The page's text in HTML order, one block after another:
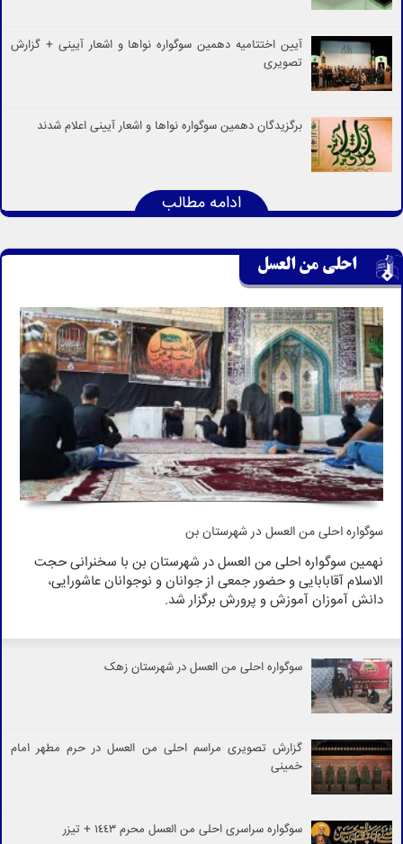
آیین اختتامیه دهمین سوگواره نواها و اشعار آیینی + گزارش
تصویری
برگزیدگان دهمین سوگواره نواها و اشعار آیینی اعلام شدند
ادامه مطالب
احلی من العسل
سوگواره احلی من العسل در شهرستان بن
نهمین سوگواره احلی من العسل در شهرستان بن با سخنرانی حجت
الاسلام آقابابایی و حضور جمعی از جوانان و نوجوانان عاشورایی،
دانش آموزان آموزش و پرورش برگزار شد.
سوگواره احلی من العسل در شهرستان زهک
گزارش تصویری مراسم احلی من العسل در حرم مطهر امام
خمینی
سوگواره سراسری احلی من العسل محرم 1443 + تیزر